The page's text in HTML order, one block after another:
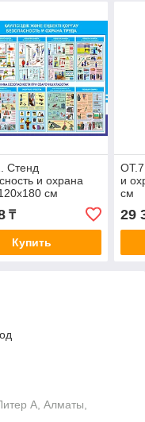
Стенд
и охрана
см
₸
Купить
и
см
29
А, Алматы,